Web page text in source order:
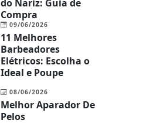
do Nariz: Guia de
Compra
09/06/2026
11 Melhores
Barbeadores
Elétricos: Escolha o
Ideal e Poupe
08/06/2026
Melhor Aparador De
Pelos